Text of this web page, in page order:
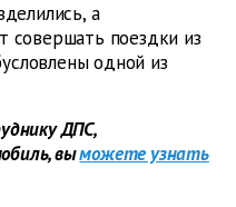
а
поездки из
одной из
ДПС,
выможете узнать